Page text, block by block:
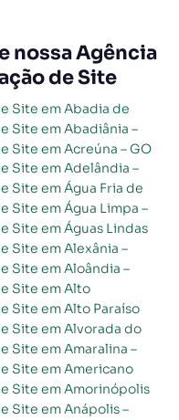
nossa Agência
de Site
Site em Acreúna – GO